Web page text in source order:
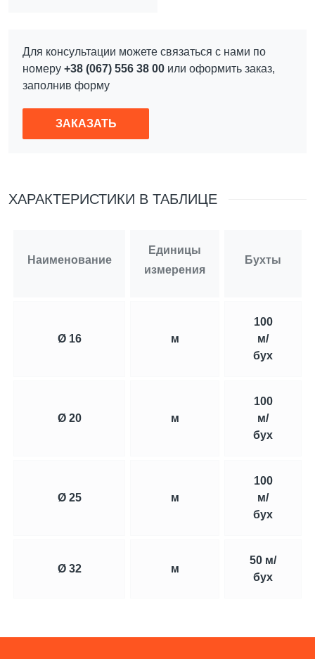
Для консультации можете связаться с нами по
номеру +38 (067) 556 38 00 или оформить заказ,
заполнив форму
ЗАКАЗАТЬ
ХАРАКТЕРИСТИКИ В ТАБЛИЦЕ
Наименование
Единицы
измерения
Бухты
Ø 16 м
100
м/
бух
Ø 20 м
100
м/
бух
Ø 25 м
100
м/
бух
Ø 32 м
50 м/
бух
Имя*
Телефон*
ОТПРАВИТЬ